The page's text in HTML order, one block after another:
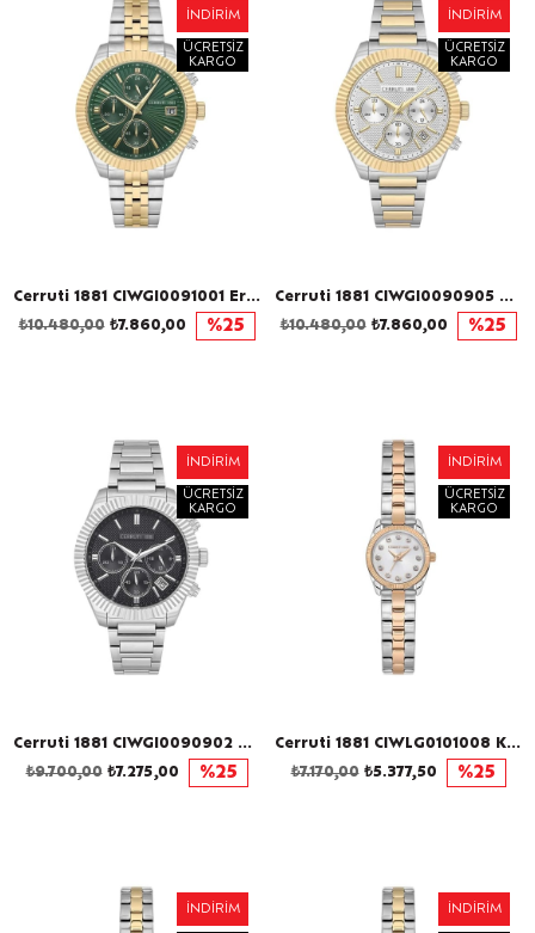
Cerruti 1881 CIWGI0091001 Erkek Kol Saati
İNDIRIM
ÜCRETSIZ
KARGO
₺7.860,00
₺10.480,00 %25
Cerruti 1881 CIWGI0090905 Erkek Kol Saati
İNDIRIM
ÜCRETSIZ
KARGO
₺7.860,00
₺10.480,00 %25
Cerruti 1881 CIWGI0090902 Erkek Kol Saati
İNDIRIM
ÜCRETSIZ
KARGO
₺7.275,00
₺9.700,00 %25
Cerruti 1881 CIWLG0101008 Kadın Kol Saati
İNDIRIM
ÜCRETSIZ
KARGO
₺5.377,50
₺7.170,00 %25
İNDIRIM İNDIRIM